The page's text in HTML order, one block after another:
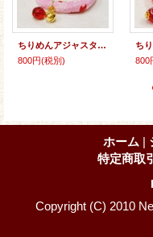
ちりめんアジャスター★チェコビーズ
800円(税別)
800
ホーム |
特定商取
Copyright (C) 2010